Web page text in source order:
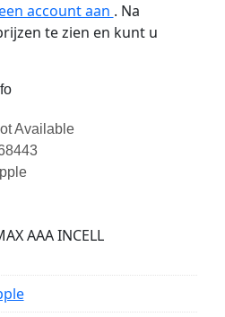
account aan . Na
te zien en kunt u
Available
AAA INCELL